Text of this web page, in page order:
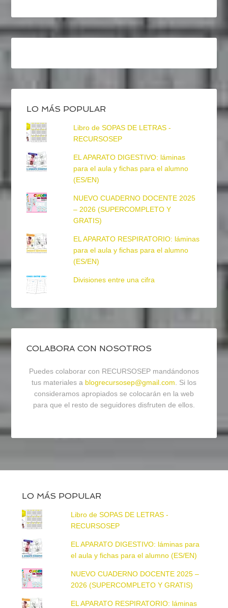
LO MÁS POPULAR
Libro de SOPAS DE LETRAS -
RECURSOSEP
EL APARATO DIGESTIVO: láminas
para el aula y fichas para el alumno
(ES/EN)
NUEVO CUADERNO DOCENTE 2025
– 2026 (SUPERCOMPLETO Y
GRATIS)
EL APARATO RESPIRATORIO: láminas
para el aula y fichas para el alumno
(ES/EN)
Divisiones entre una cifra
COLABORA CON NOSOTROS
Puedes colaborar con RECURSOSEP mandándonos
tus materiales a blogrecursosep@gmail.com. Si los
consideramos apropiados se colocarán en la web
para que el resto de seguidores disfruten de ellos.
LO MÁS POPULAR
Libro de SOPAS DE LETRAS -
RECURSOSEP
EL APARATO DIGESTIVO: láminas para
el aula y fichas para el alumno (ES/EN)
NUEVO CUADERNO DOCENTE 2025 –
2026 (SUPERCOMPLETO Y GRATIS)
EL APARATO RESPIRATORIO: láminas